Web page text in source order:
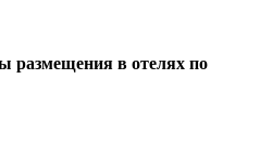
размещения в отелях по